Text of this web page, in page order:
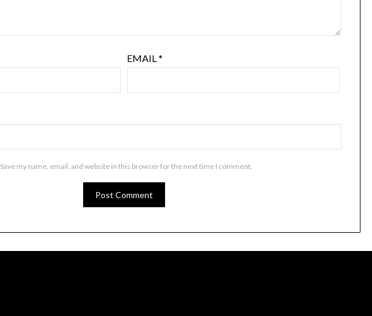
EMAIL*
Save my name, email, and website in this browser for the next time I comment.